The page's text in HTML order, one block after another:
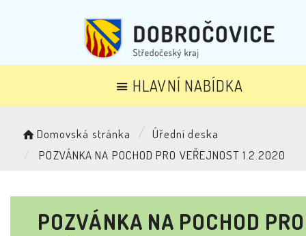
HLAVNÍ NABÍDKA
Domovská stránka
Úřední deska
POZVÁNKA NA POCHOD PRO VEŘEJNOST 1.2.2020
POZVÁNKA NA POCHOD PRO